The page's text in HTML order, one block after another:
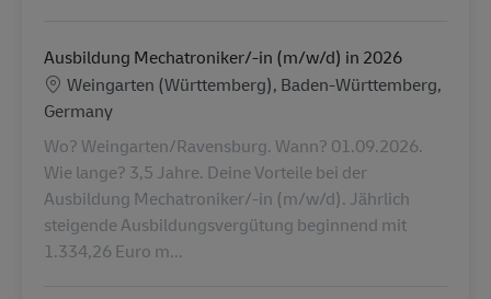
Ausbildung Mechatroniker/-in (m/w/d) in 2026
Konum
Weingarten (Württemberg), Baden-Württemberg,
Germany
Wo? Weingarten/Ravensburg. Wann? 01.09.2026.
Wie lange? 3,5 Jahre. Deine Vorteile bei der
Ausbildung Mechatroniker/-in (m/w/d). Jährlich
steigende Ausbildungsvergütung beginnend mit
1.334,26 Euro m...